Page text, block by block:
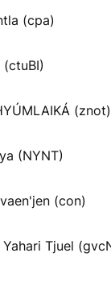
(cpa)
(ctuBI)
(znot)
(NYNT)
(con)
Tjuel